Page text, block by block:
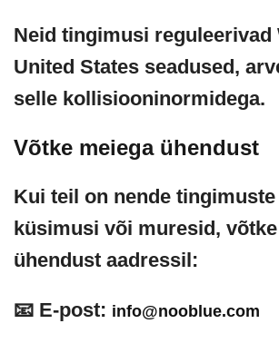
Neid tingimusi reguleerivad
United States seadused,
selle kollisiooninormidega.
Võtke meiega ühendust
Kui teil on nende
küsimusi või muresid,
ühendust aadressil:
📧 E-post: info@nooblue.com